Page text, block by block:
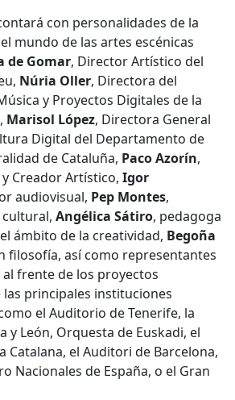
con personalidades de la
mundo de las artes escénicas
de Gomar, Director Artístico del
, Núria Oller, Directora del
y Proyectos Digitales de la
Marisol López, Directora General
Digital del Departamento de
de Cataluña, Paco Azorín,
Creador Artístico, Igor
audiovisual, Pep Montes,
Angélica Sátiro, pedagoga
ámbito de la creatividad, Begoña
filosofía, así como representantes
al frente de los proyectos
principales instituciones
el Auditorio de Tenerife, la
y León, Orquesta de Euskadi, el
Catalana, el Auditori de Barcelona,
Nacionales de España, o el Gran